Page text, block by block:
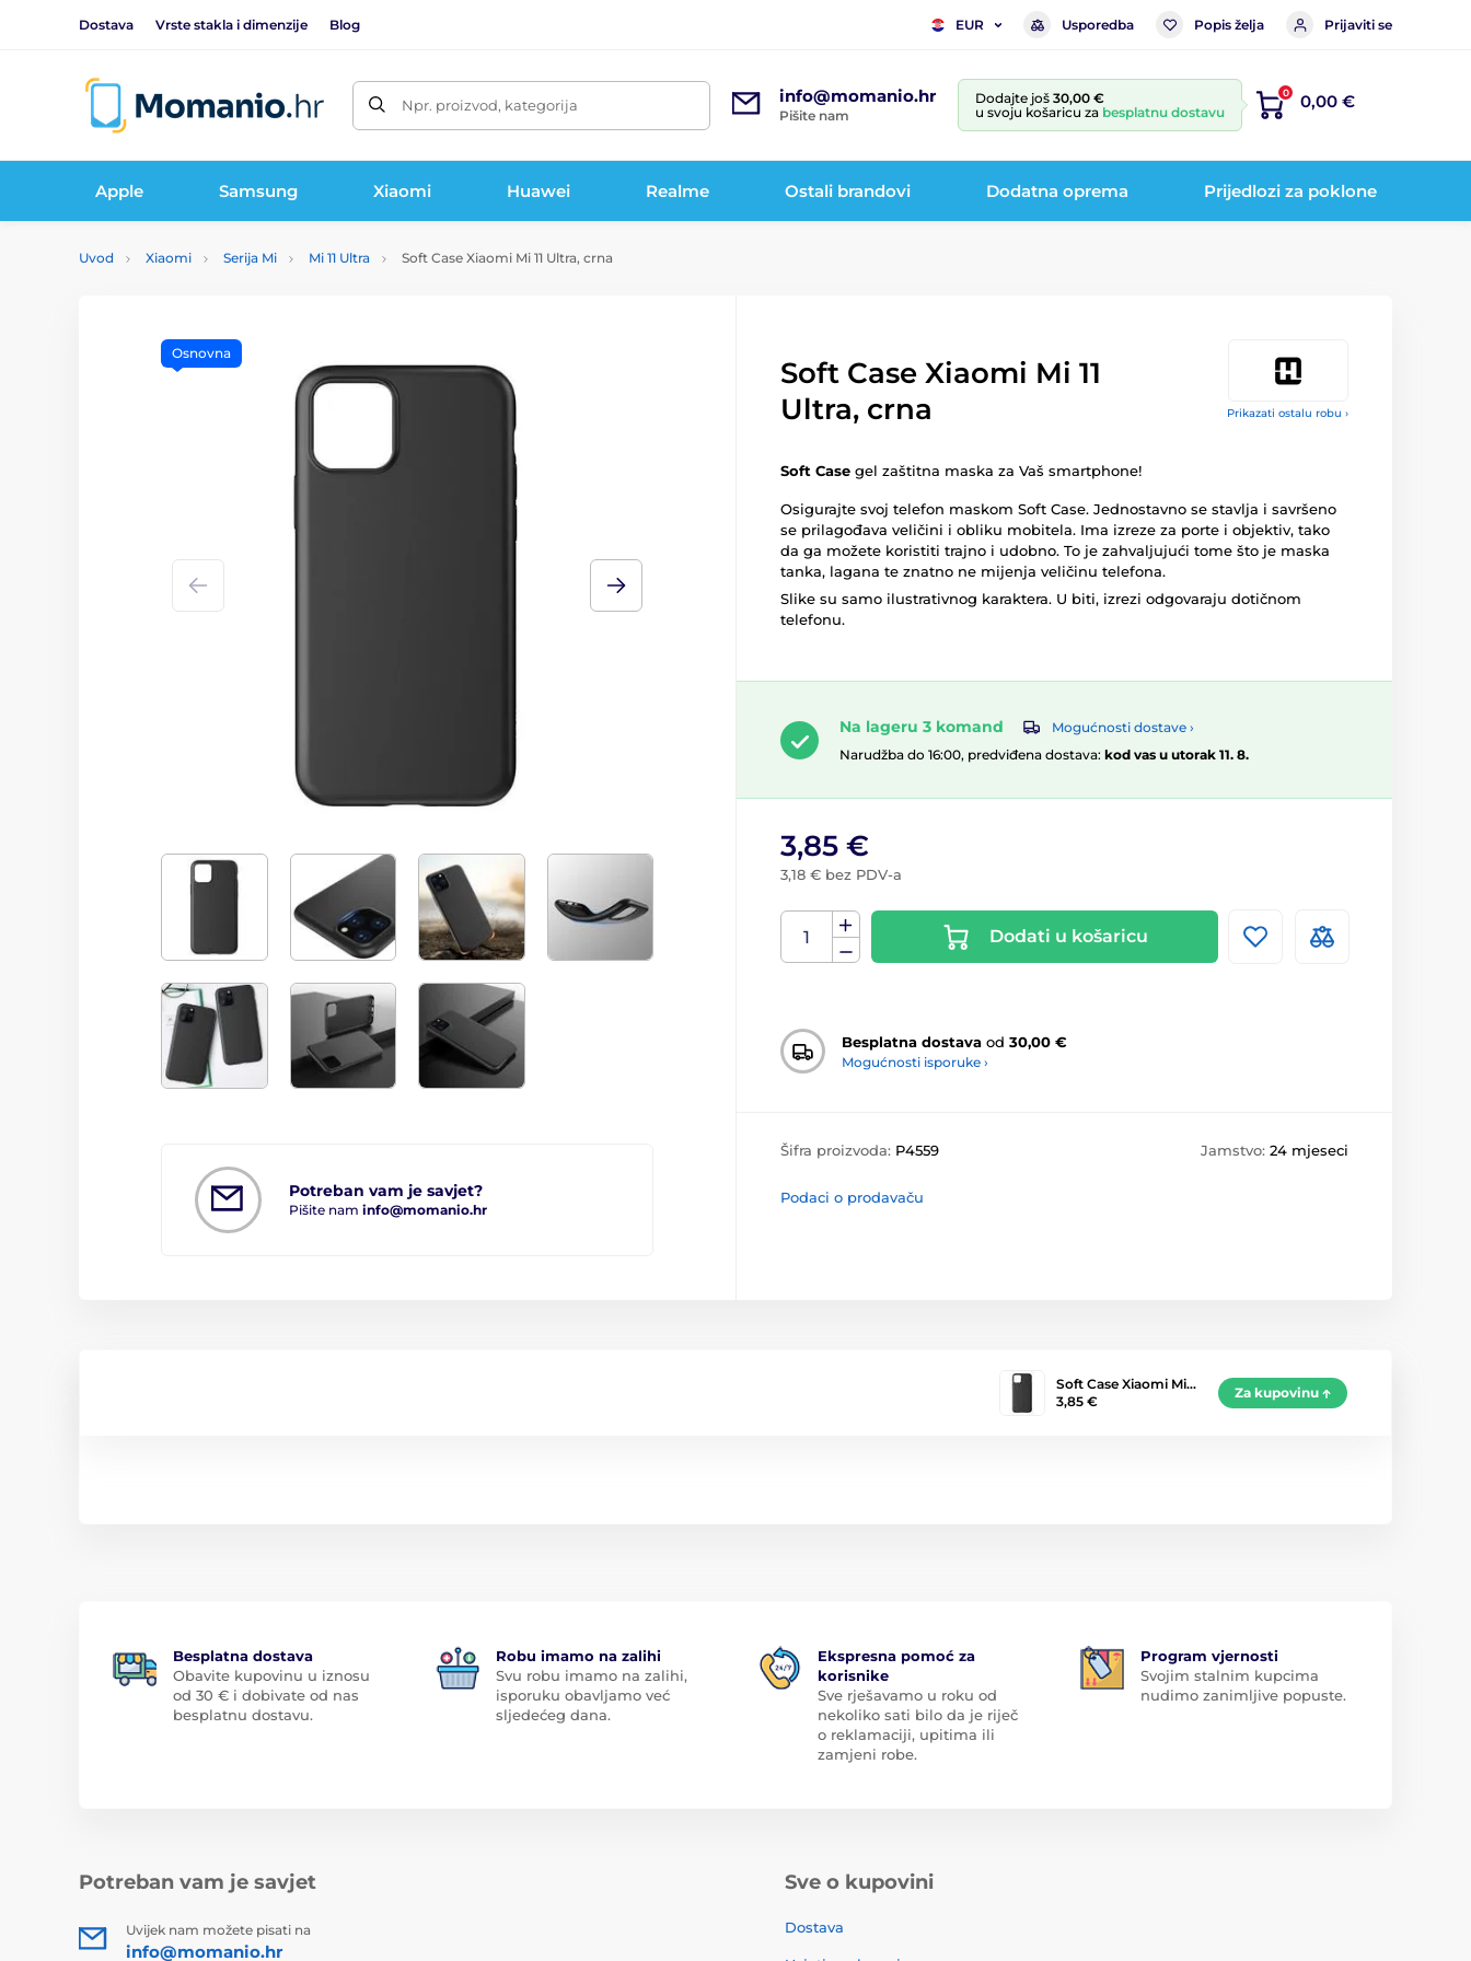
Dostava Vrste stakla i dimenzije Blog EUR Usporedba Popis želja Prijaviti se
Npr. proizvod, kategorija info@momanio.hr
Pišite nam
Dodajte još 30,00 €
u svoju košaricu za besplatnu dostavu
0 0,00 €
Apple Samsung Xiaomi Huawei Realme Ostali brandovi Dodatna oprema Prijedlozi za poklone
Uvod Xiaomi Serija Mi Mi 11 Ultra Soft Case Xiaomi Mi 11 Ultra, crna
Prikazati ostalu robu ›
Potreban vam je savjet?
Pišite nam info@momanio.hr
Osnovna
Soft Case Xiaomi Mi 11
Ultra, crna
Soft Case gel zaštitna maska za Vaš smartphone!
Osigurajte svoj telefon maskom Soft Case. Jednostavno se stavlja i savršeno
se prilagođava veličini i obliku mobitela. Ima izreze za porte i objektiv, tako
da ga možete koristiti trajno i udobno. To je zahvaljujući tome što je maska ​​
tanka, lagana te znatno ne mijenja veličinu telefona.
Slike su samo ilustrativnog karaktera. U biti, izrezi odgovaraju dotičnom
telefonu.
Na lageru 3 komand
Mogućnosti dostave ›
Narudžba do 16:00, predviđena dostava: kod vas u utorak 11. 8.
3,85 €
3,18 € bez PDV-a
Dodati u košaricu
Besplatna dostava od 30,00 €
Mogućnosti isporuke ›
Šifra proizvoda: P4559 Jamstvo: 24 mjeseci
Podaci o prodavaču
Soft Case Xiaomi Mi…
3,85 €
Za kupovinu
Besplatna dostava
Obavite kupovinu u iznosu
od 30 € i dobivate od nas
besplatnu dostavu.
Robu imamo na zalihi
Svu robu imamo na zalihi,
isporuku obavljamo već
sljedećeg dana.
Ekspresna pomoć za
korisnike
Sve rješavamo u roku od
nekoliko sati bilo da je riječ
o reklamaciji, upitima ili
zamjeni robe.
Program vjernosti
Svojim stalnim kupcima
nudimo zanimljive popuste.
Potreban vam je savjet
Uvijek nam možete pisati na
info@momanio.hr
Sve o kupovini
Dostava